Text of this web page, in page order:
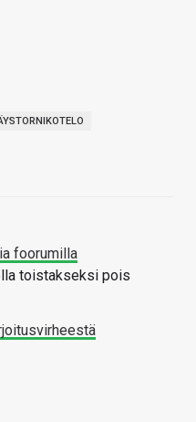
foorumilla
toistakseksi pois